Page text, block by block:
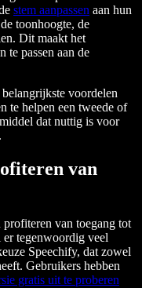
stem aanpassen aan hun
toonhoogte, de
Dit maakt het
te passen aan de
voordelen
te helpen een tweede of
dat nuttig is voor
van
profiteren van toegang tot
tegenwoordig veel
Speechify, dat zowel
Gebruikers hebben
gratis uit te proberen